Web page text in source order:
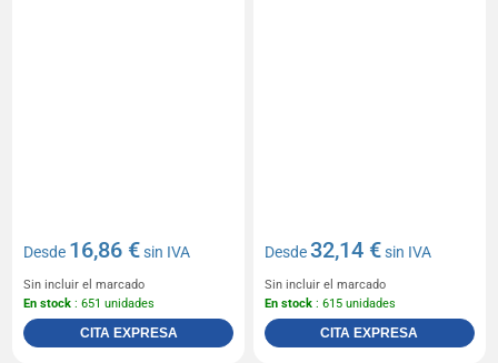
Desde 16,86 €sin IVA
Sin incluir el marcado
En stock : 651 unidades
CITA EXPRESA
Desde32,14 €sin IVA
Sin incluir el marcado
En stock : 615 unidades
CITA EXPRESA